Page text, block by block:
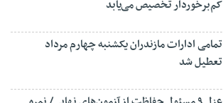
کم‌برخوردار تخصیص می‌یابد
تمامی ادارات مازندران یکشنبه چهارم مرداد
تعطیل شد